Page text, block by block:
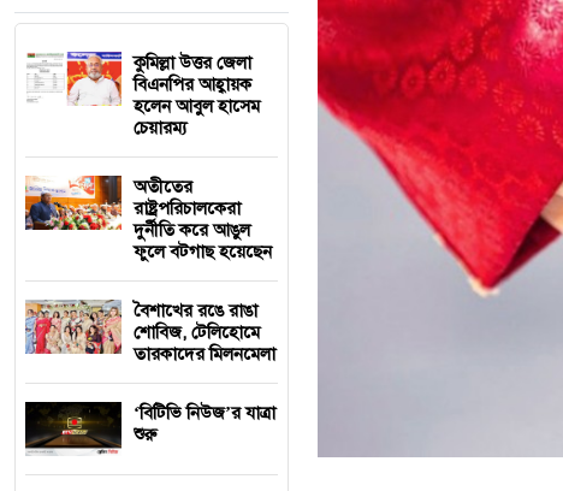
কুমিল্লা উত্তর জেলা
বিএনপির আহ্বায়ক
হলেন আবুল হাসেম
চেয়ারম্য
অতীতের
রাষ্ট্রপরিচালকেরা
দুর্নীতি করে আঙুল
ফুলে বটগাছ হয়েছেন
বৈশাখের রঙে রাঙা
শোবিজ, টেলিহোমে
তারকাদের মিলনমেলা
‘বিটিভি নিউজ’র যাত্রা
শুরু